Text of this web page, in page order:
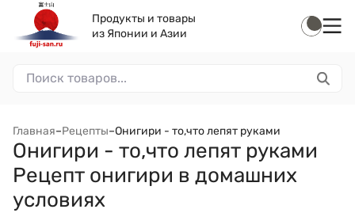
Продукты и товары
из Японии и Азии
Главная–Рецепты–Онигири - то,что лепят руками
Онигири - то,что лепят руками
Рецепт онигири в домашних
условиях